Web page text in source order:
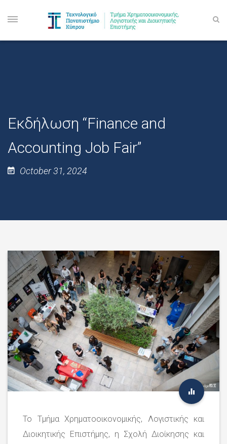
Εκδήλωση “Finance and
Accounting Job Fair”
October 31, 2024
Το Τμήμα Χρηματοοικονομικής, Λογιστικής και
Διοικητικής Επιστήμης, η Σχολή Διοίκησης και